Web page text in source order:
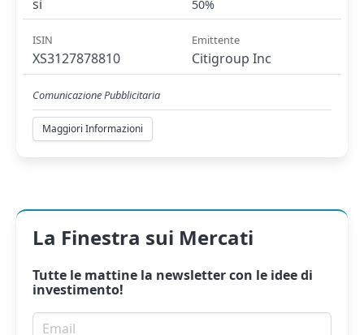
si 50%
ISIN
XS3127878810
Emittente
Citigroup Inc
Comunicazione Pubblicitaria
Maggiori Informazioni
La Finestra sui Mercati
Tutte le mattine la newslettercon le idee di
investimento!
Email per newsletter